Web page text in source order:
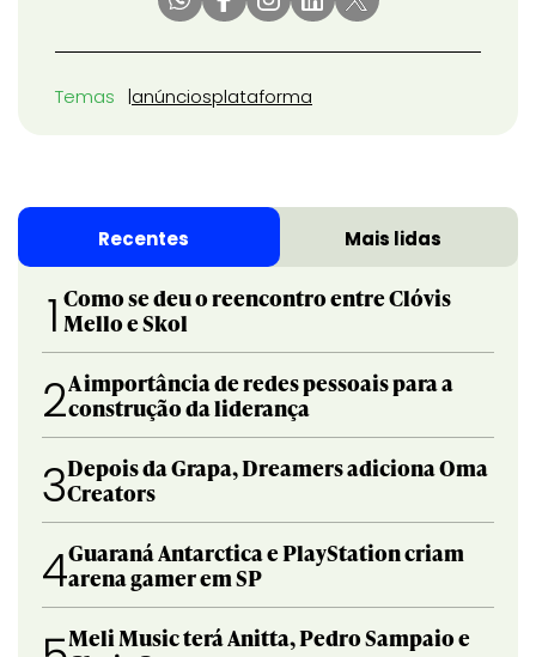
Temas anúnciosplataforma
Recentes Mais lidas
1 Como se deu o reencontro entre Clóvis
Mello e Skol
2A importância de redes pessoais para a
construção da liderança
3Depois da Grapa, Dreamers adiciona Oma
Creators
4Guaraná Antarctica e PlayStation criam
arena gamer em SP
Meli Music terá Anitta, Pedro Sampaio e